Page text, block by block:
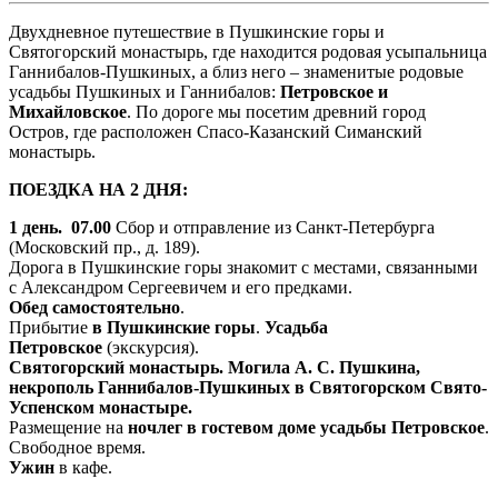
Двухдневное путешествие в Пушкинские горы и
Святогорский монастырь, где находится родовая усыпальница
Ганнибалов-Пушкиных, а близ него – знаменитые родовые
усадьбы Пушкиных и Ганнибалов: Петровское и
Михайловское. По дороге мы посетим древний город
Остров, где расположен Спасо-Казанский Симанский
монастырь.
ПОЕЗДКА НА 2 ДНЯ:
1 день. 07.00 Сбор и отправление из Санкт-Петербурга
(Московский пр., д. 189).
Дорога в Пушкинские горы знакомит с местами, связанными
с Александром Сергеевичем и его предками.
Обед самостоятельно.
Прибытие в Пушкинские горы. Усадьба
Петровское (экскурсия).
Святогорский монастырь. Могила А. С. Пушкина,
некрополь Ганнибалов-Пушкиных в Святогорском Свято-
Успенском монастыре.
Размещение на ночлег в гостевом доме усадьбы Петровское.
Свободное время.
Ужин в кафе.